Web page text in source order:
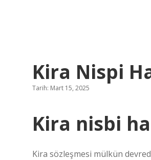
Kira Nispi
Tarih: Mart 15, 2025
Kira nisbi
Kira sözleşmesi mülkün